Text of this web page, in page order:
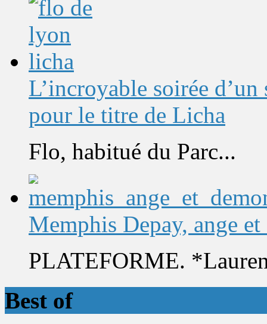
L’incroyable soirée
pour le titre de Licha
Flo, habitué du Parc...
Memphis Depay, ange et
PLATEFORME.
Best of